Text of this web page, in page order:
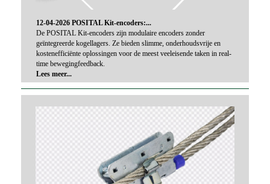
12-04-2026 POSITAL Kit-encoders:...
De POSITAL Kit-encoders zijn modulaire encoders zonder
geïntegreerde kogellagers. Ze bieden slimme, onderhoudsvrije en
kostenefficiënte oplossingen voor de meest veeleisende taken in real-
time bewegingfeedback.
Lees meer...